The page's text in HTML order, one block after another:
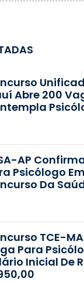
Abre 200
AP
Psicólogo
Da
TCE-
Para
Inicial De